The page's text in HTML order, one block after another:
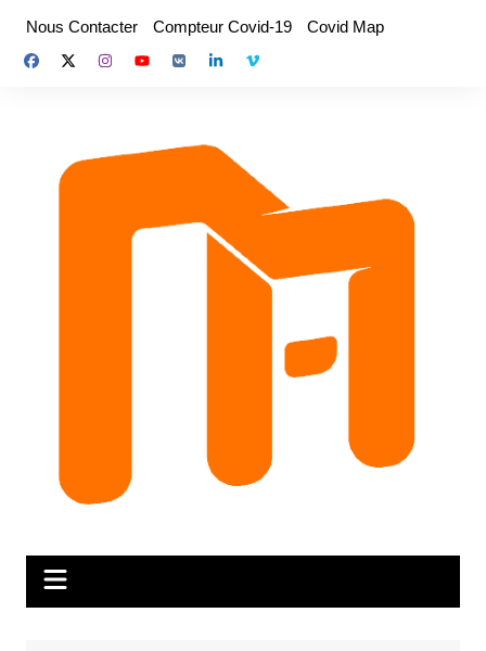
contenu
Nous Contacter Compteur Covid-19 Covid Map